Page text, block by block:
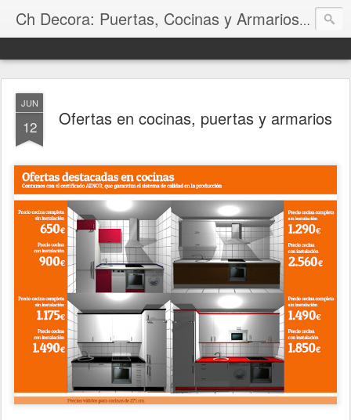
Ch Decora: Puertas, Cocinas y Armarios en Madrid
JUN
12 Ofertas en cocinas, puertas y armarios